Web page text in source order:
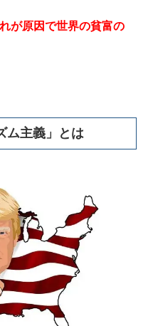
が原因で世界の貧富の
ム主義」とは